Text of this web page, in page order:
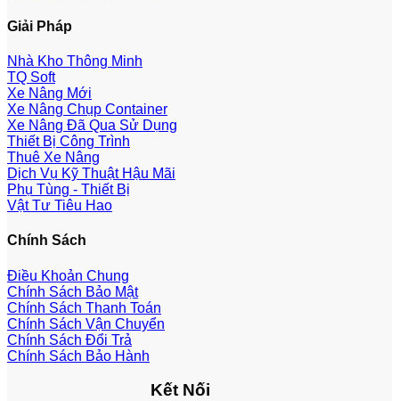
Giải Pháp
Nhà Kho Thông Minh
TQ Soft
Xe Nâng Mới
Xe Nâng Chụp Container
Xe Nâng Đã Qua Sử Dụng
Thiết Bị Công Trình
Thuê Xe Nâng
Dịch Vụ Kỹ Thuật Hậu Mãi
Phụ Tùng - Thiết Bị
Vật Tư Tiêu Hao
Chính Sách
Điều Khoản Chung
Chính Sách Bảo Mật
Chính Sách Thanh Toán
Chính Sách Vận Chuyển
Chính Sách Đổi Trả
Chính Sách Bảo Hành
Kết Nối